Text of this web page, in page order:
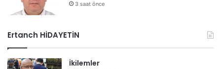
3 saat önce
Ertanch HİDAYETİN
İkilemler